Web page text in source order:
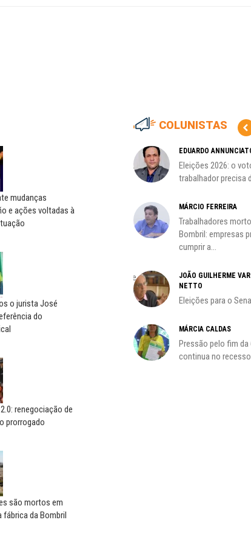
mudanças
e ações voltadas à
o jurista José
do
renegociação de
prorrogado
são mortos em
fábrica da Bombril
COLUNISTAS
A luta continua: agora o foco é
CARLOS LOPES
A geopolítica nas eleições de
EDUARDO
Eleições 2026: o
trabalhador precisa
MÁRCIO FERREIRA
Trabalhadores
Bombril: empresas
cumprir a...
JOÃO GUILHERME
NETTO
Eleições para o
MÁRCIA CALDAS
Pressão pelo fim da
continua no